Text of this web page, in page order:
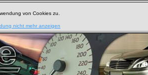
von Cookies zu.
nicht mehr anzeigen